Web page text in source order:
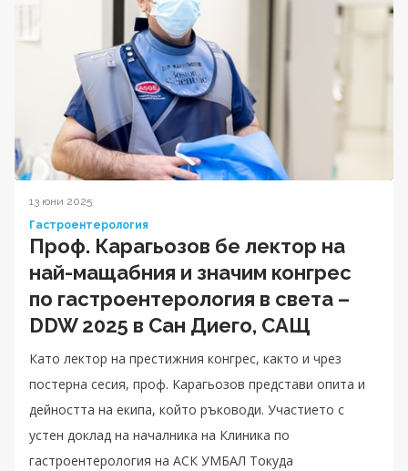
13 юни 2025
Гастроентерология
Проф. Карагьозов бе лектор на
най-мащабния и значим конгрес
по гастроентерология в света –
DDW 2025 в Сан Диего, САЩ
Като лектор на престижния конгрес, както и чрез
постерна сесия, проф. Карагьозов представи опита и
дейността на екипа, който ръководи. Участието с
устен доклад на началника на Клиника по
гастроентерология на АСК УМБАЛ Токуда